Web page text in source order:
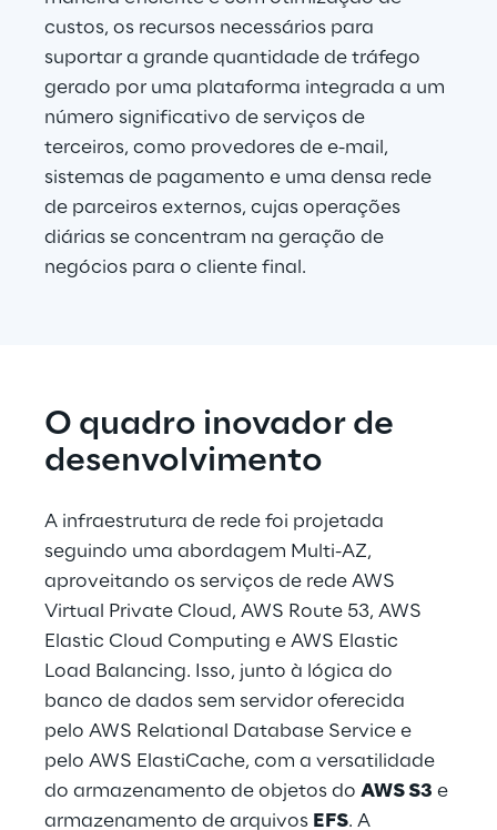
custos, os recursos necessários para
suportar a grande quantidade de tráfego
gerado por uma plataforma integrada a um
número significativo de serviços de
terceiros, como provedores de e-mail,
sistemas de pagamento e uma densa rede
de parceiros externos, cujas operações
diárias se concentram na geração de
negócios para o cliente final.
O quadro inovador de
desenvolvimento
A infraestrutura de rede foi projetada
seguindo uma abordagem Multi-AZ,
aproveitando os serviços de rede AWS
Virtual Private Cloud, AWS Route 53, AWS
Elastic Cloud Computing e AWS Elastic
Load Balancing. Isso, junto à lógica do
banco de dados sem servidor oferecida
pelo AWS Relational Database Service e
pelo AWS ElastiCache, com a versatilidade
do armazenamento de objetos do AWS S3 e
armazenamento de arquivos EFS. A